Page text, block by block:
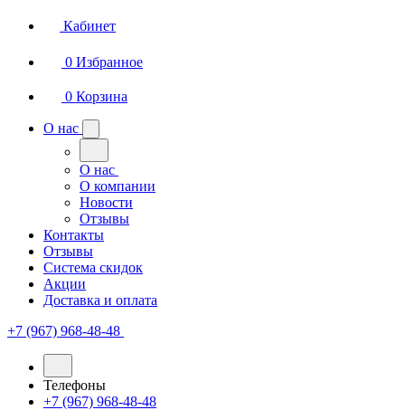
Кабинет
0 Избранное
0 Корзина
О нас
О нас
О компании
Новости
Отзывы
Контакты
Отзывы
Система скидок
Акции
Доставка и оплата
+7 (967) 968-48-48
Телефоны
+7 (967) 968-48-48